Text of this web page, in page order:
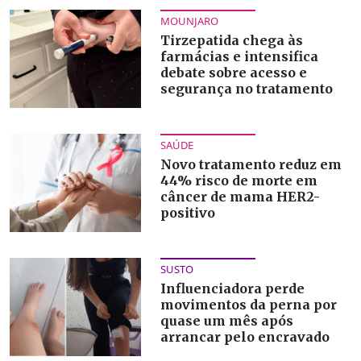
MOUNJARO
Tirzepatida chega às
farmácias e intensifica
debate sobre acesso e
segurança no tratamento
SAÚDE
Novo tratamento reduz em
44% risco de morte em
câncer de mama HER2-
positivo
SUSTO
Influenciadora perde
movimentos da perna por
quase um mês após
arrancar pelo encravado